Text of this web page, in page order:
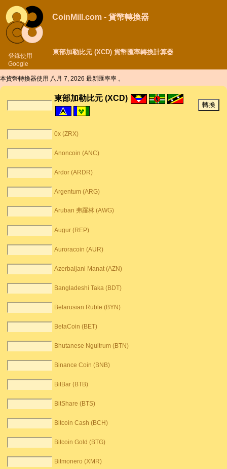
登錄使用
Google
CoinMill.com - 貨幣轉換器
東部加勒比元 (XCD) 貨幣匯率轉換計算器
本貨幣轉換器使用 八月 7, 2026 最新匯率率 。
東部加勒比元 (XCD)
0x (ZRX)
Anoncoin (ANC)
Ardor (ARDR)
Argentum (ARG)
Aruban 弗羅林 (AWG)
Augur (REP)
Auroracoin (AUR)
Azerbaijani Manat (AZN)
Bangladeshi Taka (BDT)
Belarusian Ruble (BYN)
BetaCoin (BET)
Bhutanese Ngultrum (BTN)
Binance Coin (BNB)
BitBar (BTB)
BitShare (BTS)
Bitcoin Cash (BCH)
Bitcoin Gold (BTG)
Bitmonero (XMR)